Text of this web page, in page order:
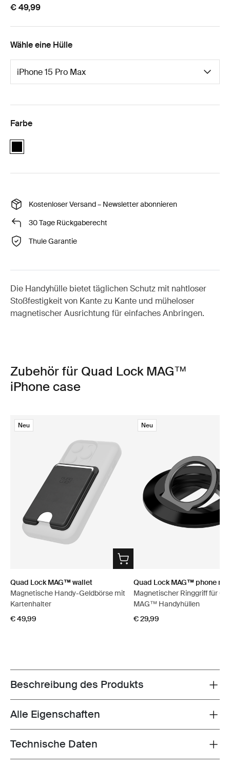
€ 49,99
Wähle eine Hülle
Farbe
Kostenloser Versand – Newsletter abonnieren
30 Tage Rückgaberecht
Thule Garantie
Die Handyhülle bietet täglichen Schutz mit nahtloser
Stoßfestigkeit von Kante zu Kante und müheloser
magnetischer Ausrichtung für einfaches Anbringen.
Zubehör für Quad Lock MAG™
iPhone case
Neu
Quad Lock MAG™ wallet
Magnetische Handy-Geldbörse mit
Kartenhalter
€ 49,99
Neu
Quad Lock MAG™ phone
Magnetischer Ringgriff für
MAG™ Handyhüllen
€ 29,99
Toggle overview
Beschreibung des Produkts
Toggle features
Alle Eigenschaften
Toggle techspec
Technische Daten